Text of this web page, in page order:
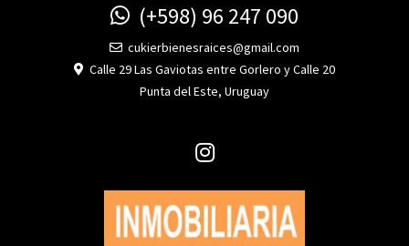
(+598) 96 247 090
cukierbienesraices@gmail.com
Calle 29 Las Gaviotas entre Gorlero y Calle 20
Punta del Este, Uruguay